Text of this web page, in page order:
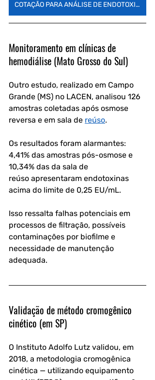
COTAÇÃO PARA ANÁLISE DE ENDOTOXINAS NA ÁGUA
Monitoramento em clínicas de
hemodiálise (Mato Grosso do Sul)
Outro estudo, realizado em Campo
Grande (MS) no LACEN, analisou 126
amostras coletadas após osmose
reversa e em sala de reúso.
Os resultados foram alarmantes:
4,41% das amostras pós-osmose e
10,34% das da sala de
reúso apresentaram endotoxinas
acima do limite de 0,25 EU/mL.
Isso ressalta falhas potenciais em
processos de filtração, possíveis
contaminações por biofilme e
necessidade de manutenção
adequada.
Validação de método cromogênico
cinético (em SP)
O Instituto Adolfo Lutz validou, em
2018, a metodologia cromogênica
cinética — utilizando equipamento